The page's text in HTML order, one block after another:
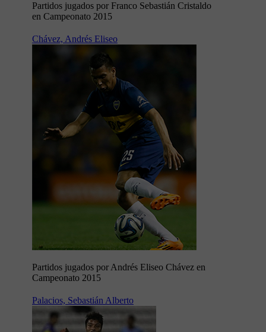
Partidos jugados por Franco Sebastián Cristaldo
en Campeonato 2015
Chávez, Andrés Eliseo
Partidos jugados por Andrés Eliseo Chávez en
Campeonato 2015
Palacios, Sebastián Alberto